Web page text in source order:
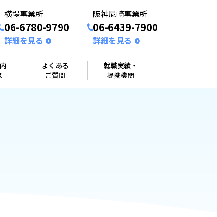
横堤事業所
06-6780-9790
詳細を見る
阪神尼崎事業所
06-6439-7900
詳細を見る
よくある
ご質問
就職実績・
提携機関